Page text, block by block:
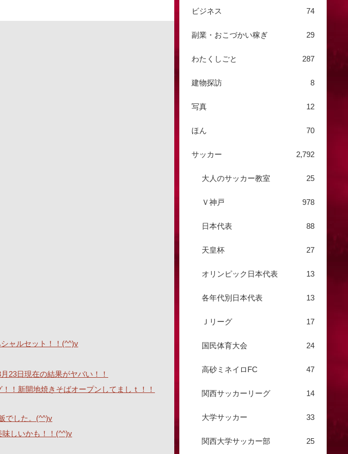
ャルセット！！(^^)v
23日現在の結果がヤバい！！
！新開地焼きそばオープンしてましｔ！！
でした。(^^)v
しいかも！！(^^)v
ビジネス 74
副業・おこづかい稼ぎ 29
わたくしごと 287
建物探訪 8
写真 12
ほん 70
サッカー 2,792
大人のサッカー教室 25
Ｖ神戸 978
日本代表 88
天皇杯 27
オリンピック日本代表 13
各年代別日本代表 13
Ｊリーグ 17
国民体育大会 24
高砂ミネイロFC 47
関西サッカーリーグ 14
大学サッカー 33
関西大学サッカー部 25